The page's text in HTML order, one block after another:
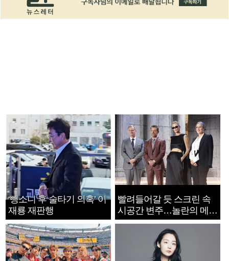
‘뺑소니 후 술타기 의혹’ 이
재룡 재판행
빨려들어갈 듯 스크린 속
시공간 변주…놀란의 메시
지는 ‘전쟁 속죄’